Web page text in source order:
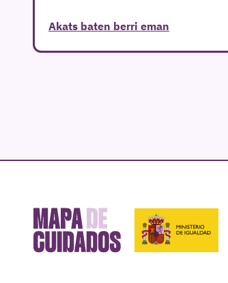
Akats baten berri eman